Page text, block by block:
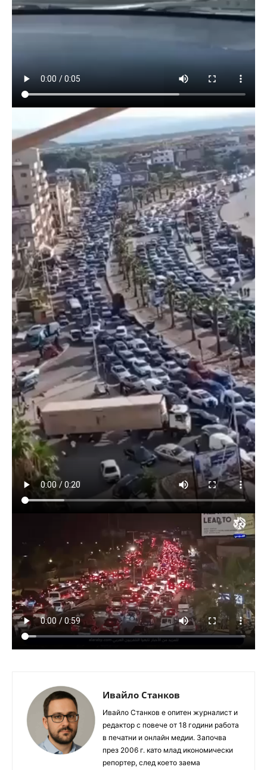
Ивайло Станков
Ивайло Станков е опитен журналист и
редактор с повече от 18 години работа
в печатни и онлайн медии. Започва
през 2006 г. като млад икономически
репортер, след което заема